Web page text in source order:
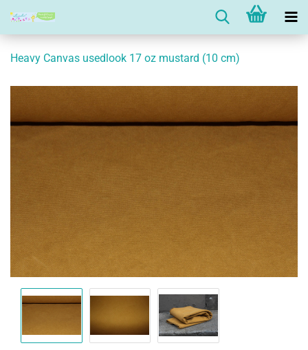
Heavy Canvas usedlook 17 oz mustard (10 cm)